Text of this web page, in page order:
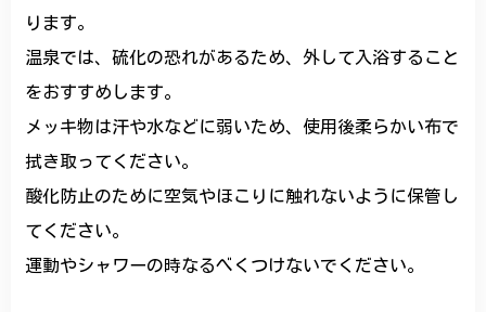
ります。
温泉では、硫化の恐れがあるため、外して入浴すること
をおすすめします。
メッキ物は汗や水などに弱いため、使用後柔らかい布で
拭き取ってください。
酸化防止のために空気やほこりに触れないように保管し
てください。
運動やシャワーの時なるべくつけないでください。